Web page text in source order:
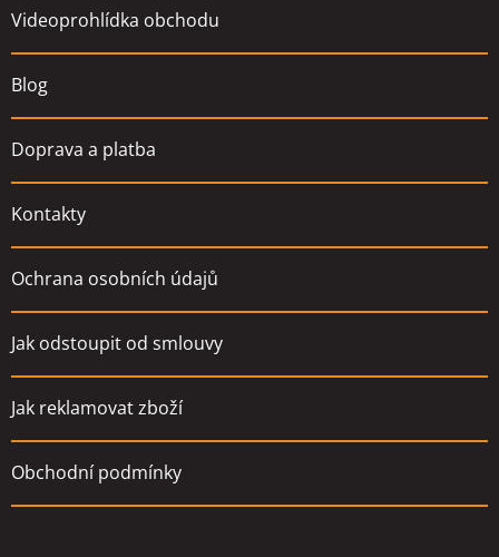
Videoprohlídka obchodu
Blog
Doprava a platba
Kontakty
Ochrana osobních údajů
Jak odstoupit od smlouvy
Jak reklamovat zboží
Obchodní podmínky